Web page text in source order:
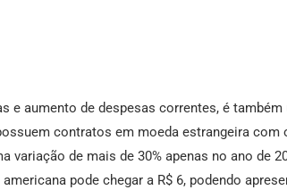
e aumento de despesas correntes, é
contratos em moeda estrangeira
variação de mais de 30% apenas no ano de
pode chegar a R$ 6, podendo